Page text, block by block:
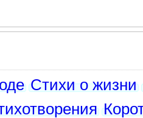
Стихи о жизни